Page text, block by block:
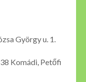
György u. 1.
Komádi, Petőfi